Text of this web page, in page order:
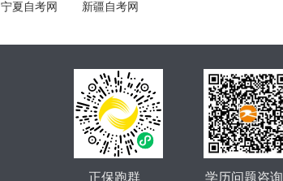
宁夏自考网 新疆自考网
学历问题咨询
正保跑群